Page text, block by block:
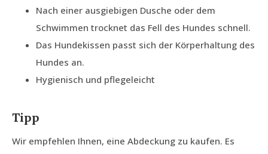
Nach einer ausgiebigen Dusche oder dem
Schwimmen trocknet das Fell des Hundes schnell.
Das Hundekissen passt sich der Körperhaltung des
Hundes an.
Hygienisch und pflegeleicht
Tipp
Wir empfehlen Ihnen, eine Abdeckung zu kaufen. Es